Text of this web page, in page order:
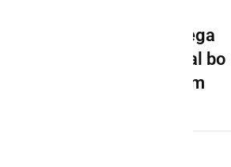
Pričela se bo gradnja novega
krožišča v Ljutomeru, veljal bo
spremenjen prometni režim